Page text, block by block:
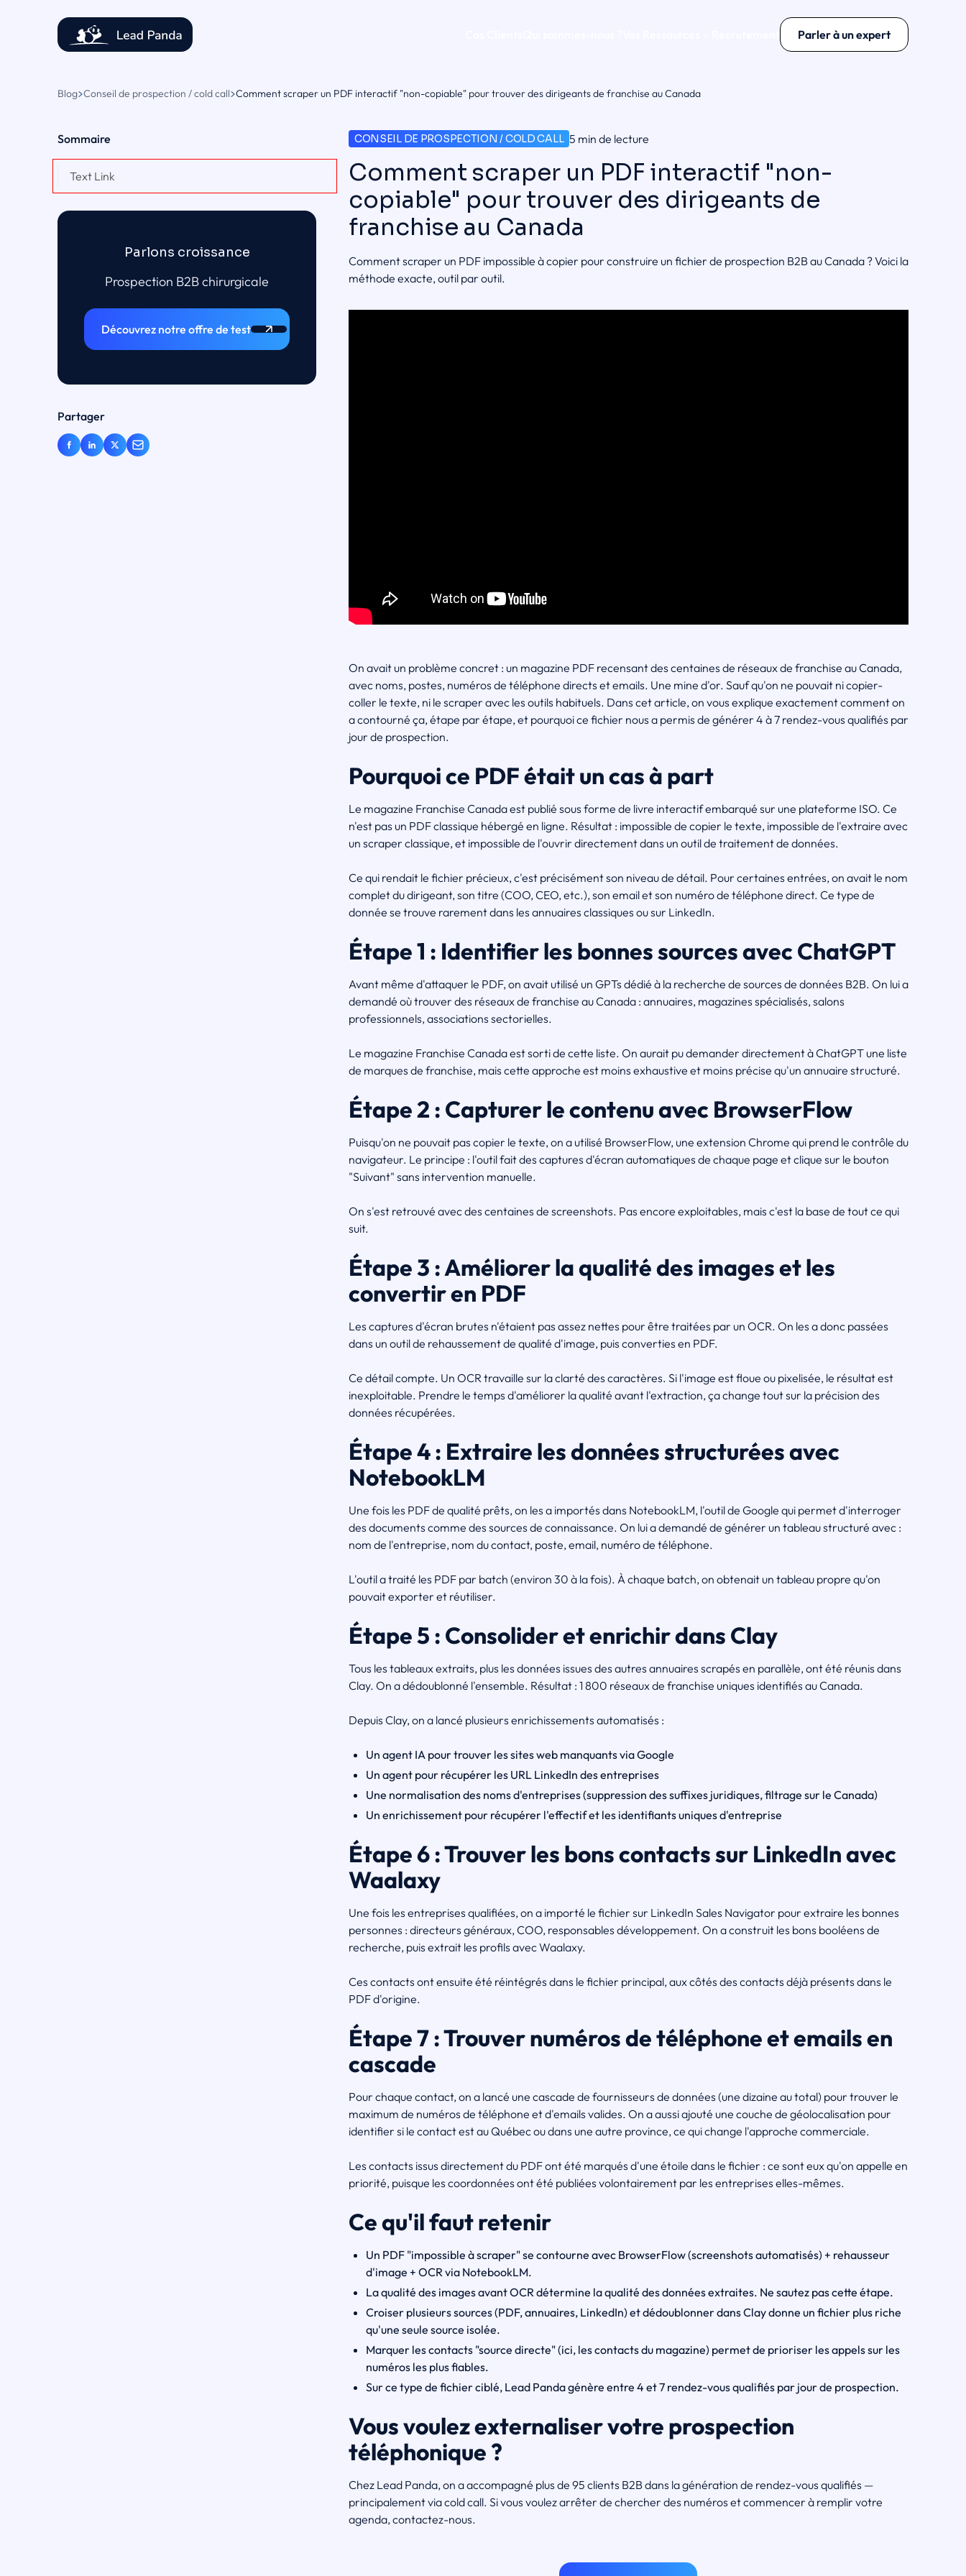
Parler à un expert
Blog Conseil de prospection / cold call Comment scraper un PDF interactif "non-copiable" pour trouver des dirigeants de franchise au Canada
Sommaire
Text Link
Parlons croissance
Prospection B2B chirurgicale
Découvrez notre offre de test
Partager
CONSEIL DE PROSPECTION / COLD CALL 5 min de lecture
Comment scraper un PDF interactif "non-
copiable" pour trouver des dirigeants de
franchise au Canada
Comment scraper un PDF impossible à copier pour construire un fichier de prospection B2B au Canada ? Voici la
méthode exacte, outil par outil.
On avait un problème concret : un magazine PDF recensant des centaines de réseaux de franchise au Canada,
avec noms, postes, numéros de téléphone directs et emails. Une mine d'or. Sauf qu'on ne pouvait ni copier-
coller le texte, ni le scraper avec les outils habituels. Dans cet article, on vous explique exactement comment on
a contourné ça, étape par étape, et pourquoi ce fichier nous a permis de générer 4 à 7 rendez-vous qualifiés par
jour de prospection.
Pourquoi ce PDF était un cas à part
Le magazine Franchise Canada est publié sous forme de livre interactif embarqué sur une plateforme ISO. Ce
n'est pas un PDF classique hébergé en ligne. Résultat : impossible de copier le texte, impossible de l'extraire avec
un scraper classique, et impossible de l'ouvrir directement dans un outil de traitement de données.
Ce qui rendait le fichier précieux, c'est précisément son niveau de détail. Pour certaines entrées, on avait le nom
complet du dirigeant, son titre (COO, CEO, etc.), son email et son numéro de téléphone direct. Ce type de
donnée se trouve rarement dans les annuaires classiques ou sur LinkedIn.
Étape 1 : Identifier les bonnes sources avec ChatGPT
Avant même d'attaquer le PDF, on avait utilisé un GPTs dédié à la recherche de sources de données B2B. On lui a
demandé où trouver des réseaux de franchise au Canada : annuaires, magazines spécialisés, salons
professionnels, associations sectorielles.
Le magazine Franchise Canada est sorti de cette liste. On aurait pu demander directement à ChatGPT une liste
de marques de franchise, mais cette approche est moins exhaustive et moins précise qu'un annuaire structuré.
Étape 2 : Capturer le contenu avec BrowserFlow
Puisqu'on ne pouvait pas copier le texte, on a utilisé BrowserFlow, une extension Chrome qui prend le contrôle du
navigateur. Le principe : l'outil fait des captures d'écran automatiques de chaque page et clique sur le bouton
"Suivant" sans intervention manuelle.
On s'est retrouvé avec des centaines de screenshots. Pas encore exploitables, mais c'est la base de tout ce qui
suit.
Étape 3 : Améliorer la qualité des images et les
convertir en PDF
Les captures d'écran brutes n'étaient pas assez nettes pour être traitées par un OCR. On les a donc passées
dans un outil de rehaussement de qualité d'image, puis converties en PDF.
Ce détail compte. Un OCR travaille sur la clarté des caractères. Si l'image est floue ou pixelisée, le résultat est
inexploitable. Prendre le temps d'améliorer la qualité avant l'extraction, ça change tout sur la précision des
données récupérées.
Étape 4 : Extraire les données structurées avec
NotebookLM
Une fois les PDF de qualité prêts, on les a importés dans NotebookLM, l'outil de Google qui permet d'interroger
des documents comme des sources de connaissance. On lui a demandé de générer un tableau structuré avec :
nom de l'entreprise, nom du contact, poste, email, numéro de téléphone.
L'outil a traité les PDF par batch (environ 30 à la fois). À chaque batch, on obtenait un tableau propre qu'on
pouvait exporter et réutiliser.
Étape 5 : Consolider et enrichir dans Clay
Tous les tableaux extraits, plus les données issues des autres annuaires scrapés en parallèle, ont été réunis dans
Clay. On a dédoublonné l'ensemble. Résultat : 1 800 réseaux de franchise uniques identifiés au Canada.
Depuis Clay, on a lancé plusieurs enrichissements automatisés :
Un agent IA pour trouver les sites web manquants via Google
Un agent pour récupérer les URL LinkedIn des entreprises
Une normalisation des noms d'entreprises (suppression des suffixes juridiques, filtrage sur le Canada)
Un enrichissement pour récupérer l'effectif et les identifiants uniques d'entreprise
Étape 6 : Trouver les bons contacts sur LinkedIn avec
Waalaxy
Une fois les entreprises qualifiées, on a importé le fichier sur LinkedIn Sales Navigator pour extraire les bonnes
personnes : directeurs généraux, COO, responsables développement. On a construit les bons booléens de
recherche, puis extrait les profils avec Waalaxy.
Ces contacts ont ensuite été réintégrés dans le fichier principal, aux côtés des contacts déjà présents dans le
PDF d'origine.
Étape 7 : Trouver numéros de téléphone et emails en
cascade
Pour chaque contact, on a lancé une cascade de fournisseurs de données (une dizaine au total) pour trouver le
maximum de numéros de téléphone et d'emails valides. On a aussi ajouté une couche de géolocalisation pour
identifier si le contact est au Québec ou dans une autre province, ce qui change l'approche commerciale.
Les contacts issus directement du PDF ont été marqués d'une étoile dans le fichier : ce sont eux qu'on appelle en
priorité, puisque les coordonnées ont été publiées volontairement par les entreprises elles-mêmes.
Ce qu'il faut retenir
Un PDF "impossible à scraper" se contourne avec BrowserFlow (screenshots automatisés) + rehausseur
d'image + OCR via NotebookLM.
La qualité des images avant OCR détermine la qualité des données extraites. Ne sautez pas cette étape.
Croiser plusieurs sources (PDF, annuaires, LinkedIn) et dédoublonner dans Clay donne un fichier plus riche
qu'une seule source isolée.
Marquer les contacts "source directe" (ici, les contacts du magazine) permet de prioriser les appels sur les
numéros les plus fiables.
Sur ce type de fichier ciblé, Lead Panda génère entre 4 et 7 rendez-vous qualifiés par jour de prospection.
Vous voulez externaliser votre prospection
téléphonique ?
Chez Lead Panda, on a accompagné plus de 95 clients B2B dans la génération de rendez-vous qualifiés —
principalement via cold call. Si vous voulez arrêter de chercher des numéros et commencer à remplir votre
agenda, contactez-nous.